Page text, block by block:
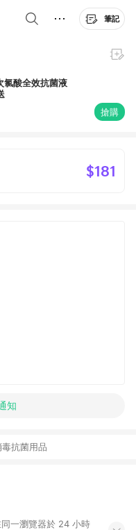
筆記
氯酸全效抗菌液
搶購
$181
知
毒抗菌用品
一瀏覽器於 24 小時